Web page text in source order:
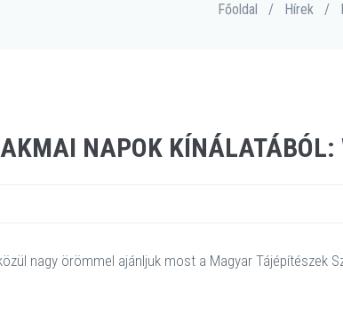
Főoldal / Hírek /
NAPOK KÍNÁLATÁBÓL:
nagy örömmel ajánljuk most a Magyar Tájépítészek